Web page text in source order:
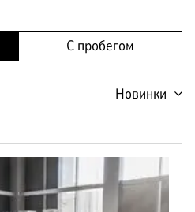
С пробегом
Новинки